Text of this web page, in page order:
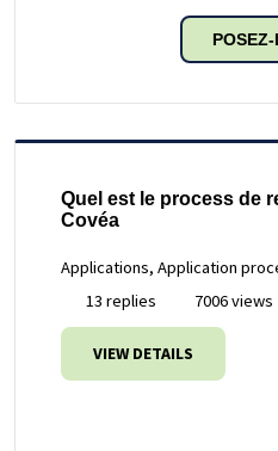
Quel est le process de
Covéa
Applications, Application
13 replies
7006 views
VIEW DETAILS